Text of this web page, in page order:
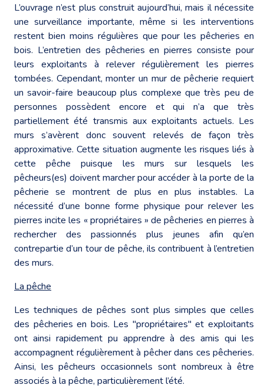
L’ouvrage n’est plus construit aujourd’hui, mais il nécessite
une surveillance importante, même si les interventions
restent bien moins régulières que pour les pêcheries en
bois. L’entretien des pêcheries en pierres consiste pour
leurs exploitants à relever régulièrement les pierres
tombées. Cependant, monter un mur de pêcherie requiert
un savoir-faire beaucoup plus complexe que très peu de
personnes possèdent encore et qui n’a que très
partiellement été transmis aux exploitants actuels. Les
murs s’avèrent donc souvent relevés de façon très
approximative. Cette situation augmente les risques liés à
cette pêche puisque les murs sur lesquels les
pêcheurs(es) doivent marcher pour accéder à la porte de la
pêcherie se montrent de plus en plus instables. La
nécessité d’une bonne forme physique pour relever les
pierres incite les « propriétaires » de pêcheries en pierres à
rechercher des passionnés plus jeunes afin qu’en
contrepartie d’un tour de pêche, ils contribuent à l’entretien
des murs.
La pêche
Les techniques de pêches sont plus simples que celles
des pêcheries en bois. Les "propriétaires" et exploitants
ont ainsi rapidement pu apprendre à des amis qui les
accompagnent régulièrement à pêcher dans ces pêcheries.
Ainsi, les pêcheurs occasionnels sont nombreux à être
associés à la pêche, particulièrement l’été.